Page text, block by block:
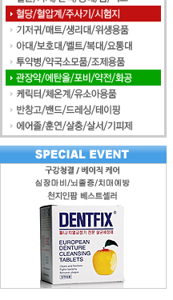
인트 보스 엠에스
엠(보스웰리아, 비
민D, 초록입홍합,
상어연골, 콜라겐)
식물성 멜라니아 함
유 멜라니아